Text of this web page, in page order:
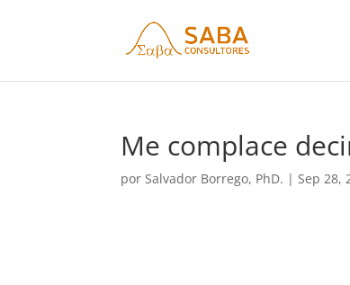
Me complace
porSalvador Borrego, PhD. |Sep 28,